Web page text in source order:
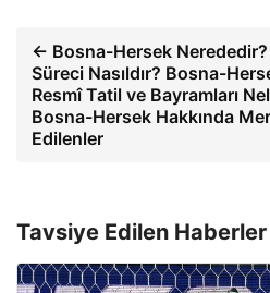
← Bosna-Hersek
Süreci Nasıldır? Bosna-
Resmî Tatil ve Bayramları
Bosna-Hersek Hakkında
Edilenler
Tavsiye Edilen Haberler